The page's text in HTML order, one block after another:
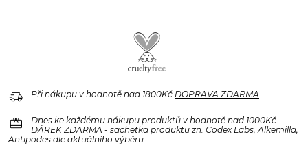
delivery_truck_speed Při nákupu v hodnotě nad 1800Kč DOPRAVA ZDARMA
redeem
Dnes ke každému nákupu produktů v hodnotě nad 1000Kč
DÁREK ZDARMA - sachetka produktu zn. Codex Labs, Alkemilla,
Antipodes dle aktuálního výběru.